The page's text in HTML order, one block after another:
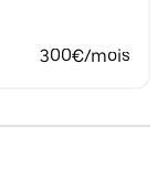
300€/mois